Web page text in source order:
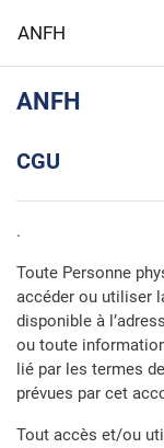
ANFH
ANFH
CGU
.
Toute Personne
accéder ou utiliser
disponible à
ou toute
lié par les termes
prévues par cet
Tout accès et/ou